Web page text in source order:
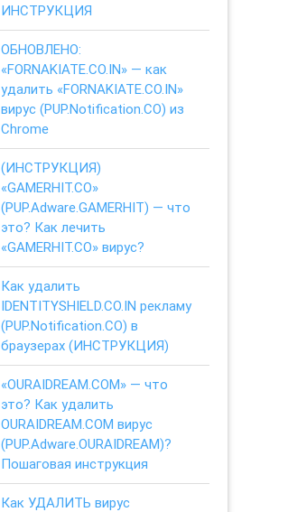
ИНСТРУКЦИЯ
ОБНОВЛЕНО:
«FORNAKIATE.CO.IN» — как
удалить «FORNAKIATE.CO.IN»
вирус (PUP.Notification.CO) из
Chrome
(ИНСТРУКЦИЯ)
«GAMERHIT.CO»
(PUP.Adware.GAMERHIT) — что
это? Как лечить
«GAMERHIT.CO» вирус?
Как удалить
IDENTITYSHIELD.CO.IN рекламу
(PUP.Notification.CO) в
браузерах (ИНСТРУКЦИЯ)
«OURAIDREAM.COM» — что
это? Как удалить
OURAIDREAM.COM вирус
(PUP.Adware.OURAIDREAM)?
Пошаговая инструкция
Как УДАЛИТЬ вирус